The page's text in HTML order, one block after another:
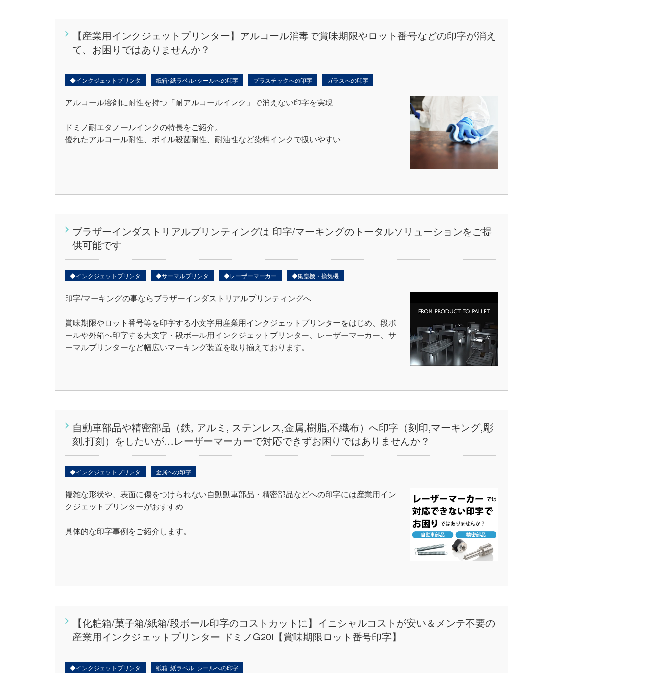
【産業用インクジェットプリンター】アルコール消毒で賞味期限やロット番号などの印字が消え
て、お困りではありませんか？
◆インクジェットプリンタ 紙箱･紙ラベル･シールへの印字 プラスチックへの印字 ガラスへの印字
アルコール溶剤に耐性を持つ「耐アルコールインク」で消えない印字を実現
ドミノ耐エタノールインクの特長をご紹介。
優れたアルコール耐性、ボイル殺菌耐性、耐油性など染料インクで扱いやすい
ブラザーインダストリアルプリンティングは 印字/マーキングのトータルソリューションをご提
供可能です
◆インクジェットプリンタ ◆サーマルプリンタ ◆レーザーマーカー ◆集塵機・換気機
印字/マーキングの事ならブラザーインダストリアルプリンティングへ
賞味期限やロット番号等を印字する小文字用産業用インクジェットプリンターをはじめ、段ボ
ールや外箱へ印字する大文字・段ボール用インクジェットプリンター、レーザーマーカー、サ
ーマルプリンターなど幅広いマーキング装置を取り揃えております。
自動車部品や精密部品（鉄, アルミ, ステンレス,金属,樹脂,不織布）へ印字（刻印,マーキング,彫
刻,打刻）をしたいが…レーザーマーカーで対応できずお困りではありませんか？
◆インクジェットプリンタ 金属への印字
複雑な形状や、表面に傷をつけられない自動動車部品・精密部品などへの印字には産業用イン
クジェットプリンターがおすすめ
具体的な印字事例をご紹介します。
【化粧箱/菓子箱/紙箱/段ボール印字のコストカットに】イニシャルコストが安い＆メンテ不要の
産業用インクジェットプリンター ドミノG20i【賞味期限ロット番号印字】
◆インクジェットプリンタ 紙箱･紙ラベル･シールへの印字